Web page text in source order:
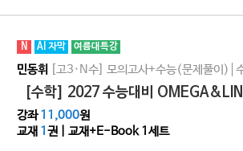
N AI 자막 여름대특강
민동휘 [고3·N수] 모의고사+수능(문제풀이)
[수학] 2027 수능대비
강좌11,000원
교재 1 권 | 교재+E-Book 1세트